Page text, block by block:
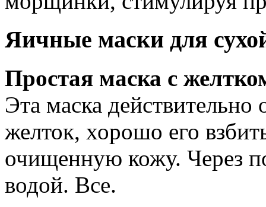
Яичные маски для
Простая маска с
Эта маска
желток, хорошо его
очищенную кожу. Через
водой. Все.